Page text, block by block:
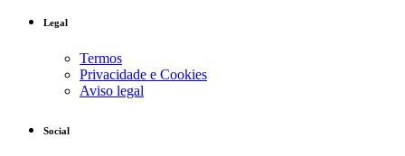
Legal
Termos
Privacidade e Cookies
Aviso legal
Social